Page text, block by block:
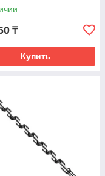
₸
Купить